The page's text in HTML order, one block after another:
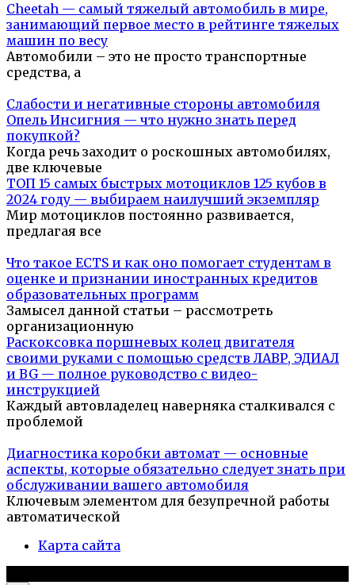
Cheetah — самый тяжелый автомобиль в мире,
занимающий первое место в рейтинге тяжелых
машин по весу
Автомобили – это не просто транспортные
средства, а
Слабости и негативные стороны автомобиля
Опель Инсигния — что нужно знать перед
покупкой?
Когда речь заходит о роскошных автомобилях,
две ключевые
ТОП 15 самых быстрых мотоциклов 125 кубов в
2024 году — выбираем наилучший экземпляр
Мир мотоциклов постоянно развивается,
предлагая все
Что такое ECTS и как оно помогает студентам в
оценке и признании иностранных кредитов
образовательных программ
Замысел данной статьи – рассмотреть
организационную
Раскоксовка поршневых колец двигателя
своими руками с помощью средств ЛАВР, ЭДИАЛ
и BG — полное руководство с видео-
инструкцией
Каждый автовладелец наверняка сталкивался с
проблемой
Диагностика коробки автомат — основные
аспекты, которые обязательно следует знать при
обслуживании вашего автомобиля
Ключевым элементом для безупречной работы
автоматической
Карта сайта